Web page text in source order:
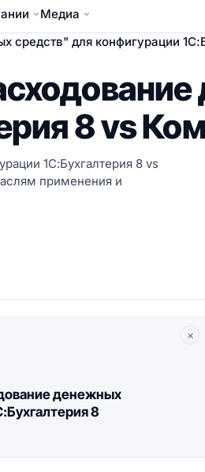
Медиа
средств" для конфигурации
8 vs
1С:Бухгалтерия 8 vs
применения и
×
денежных
8